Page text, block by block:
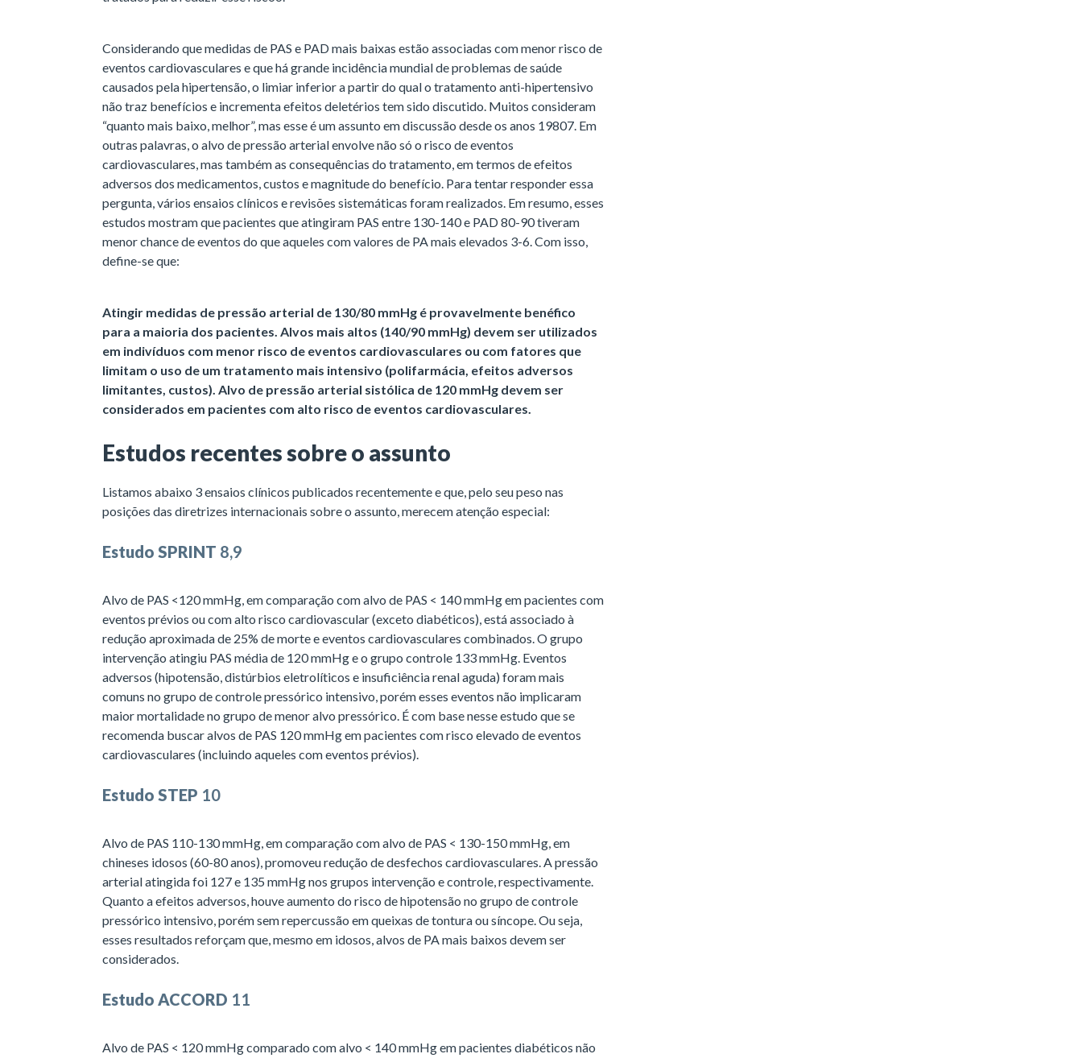
Considerando que medidas de PAS e PAD mais baixas estão associadas com menor risco de
eventos cardiovasculares e que há grande incidência mundial de problemas de saúde
causados pela hipertensão, o limiar inferior a partir do qual o tratamento anti-hipertensivo
não traz benefícios e incrementa efeitos deletérios tem sido discutido. Muitos consideram
“quanto mais baixo, melhor”, mas esse é um assunto em discussão desde os anos 19807. Em
outras palavras, o alvo de pressão arterial envolve não só o risco de eventos
cardiovasculares, mas também as consequências do tratamento, em termos de efeitos
adversos dos medicamentos, custos e magnitude do benefício. Para tentar responder essa
pergunta, vários ensaios clínicos e revisões sistemáticas foram realizados. Em resumo, esses
estudos mostram que pacientes que atingiram PAS entre 130-140 e PAD 80-90 tiveram
menor chance de eventos do que aqueles com valores de PA mais elevados 3-6. Com isso,
define-se que:
Atingir medidas de pressão arterial de 130/80 mmHg é provavelmente benéfico
para a maioria dos pacientes. Alvos mais altos (140/90 mmHg) devem ser utilizados
em indivíduos com menor risco de eventos cardiovasculares ou com fatores que
limitam o uso de um tratamento mais intensivo (polifarmácia, efeitos adversos
limitantes, custos). Alvo de pressão arterial sistólica de 120 mmHg devem ser
considerados em pacientes com alto risco de eventos cardiovasculares.
Estudos recentes sobre o assunto
Listamos abaixo 3 ensaios clínicos publicados recentemente e que, pelo seu peso nas
posições das diretrizes internacionais sobre o assunto, merecem atenção especial:
Estudo SPRINT 8,9
Alvo de PAS <120 mmHg, em comparação com alvo de PAS < 140 mmHg em pacientes com
eventos prévios ou com alto risco cardiovascular (exceto diabéticos), está associado à
redução aproximada de 25% de morte e eventos cardiovasculares combinados. O grupo
intervenção atingiu PAS média de 120 mmHg e o grupo controle 133 mmHg. Eventos
adversos (hipotensão, distúrbios eletrolíticos e insuficiência renal aguda) foram mais
comuns no grupo de controle pressórico intensivo, porém esses eventos não implicaram
maior mortalidade no grupo de menor alvo pressórico. É com base nesse estudo que se
recomenda buscar alvos de PAS 120 mmHg em pacientes com risco elevado de eventos
cardiovasculares (incluindo aqueles com eventos prévios).
Estudo STEP 10
Alvo de PAS 110-130 mmHg, em comparação com alvo de PAS < 130-150 mmHg, em
chineses idosos (60-80 anos), promoveu redução de desfechos cardiovasculares. A pressão
arterial atingida foi 127 e 135 mmHg nos grupos intervenção e controle, respectivamente.
Quanto a efeitos adversos, houve aumento do risco de hipotensão no grupo de controle
pressórico intensivo, porém sem repercussão em queixas de tontura ou síncope. Ou seja,
esses resultados reforçam que, mesmo em idosos, alvos de PA mais baixos devem ser
considerados.
Estudo ACCORD 11
Alvo de PAS < 120 mmHg comparado com alvo < 140 mmHg em pacientes diabéticos não